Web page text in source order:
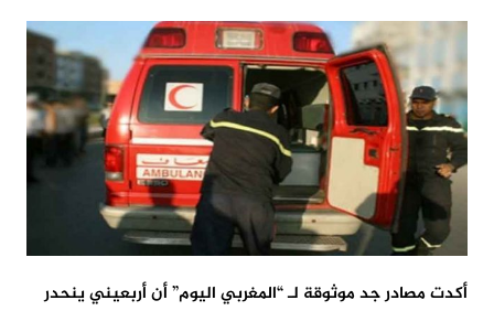
أكدت مصادر جد موثوقة لـ “المغربي اليوم” أن أربعيني ينحدر